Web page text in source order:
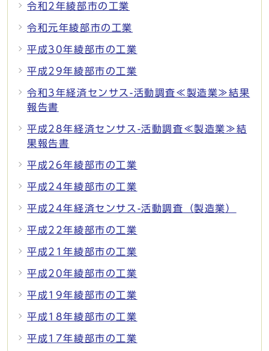
令和2年綾部市の工業
令和元年綾部市の工業
平成30年綾部市の工業
平成29年綾部市の工業
令和3年経済センサス-活動調査≪製造業≫結果
報告書
平成28年経済センサス-活動調査≪製造業≫結
果報告書
平成26年綾部市の工業
平成24年綾部市の工業
平成24年経済センサス-活動調査（製造業）
平成22年綾部市の工業
平成21年綾部市の工業
平成20年綾部市の工業
平成19年綾部市の工業
平成18年綾部市の工業
平成17年綾部市の工業